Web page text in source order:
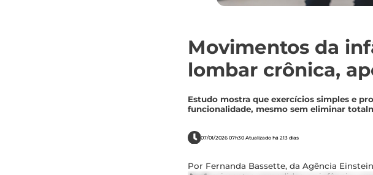
Movimentos da
lombar crônica,
Estudo mostra que exercícios simples e
funcionalidade, mesmo sem eliminar
07/01/2026 07h30 Atualizado há 213 dias
Por Fernanda Bassette, da Agência Einstein